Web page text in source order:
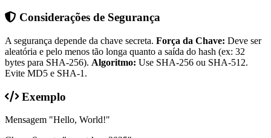
Considerações de Segurança
A segurança depende da chave secreta. Força da Chave: Deve ser
aleatória e pelo menos tão longa quanto a saída do hash (ex: 32
bytes para SHA-256). Algoritmo: Use SHA-256 ou SHA-512.
Evite MD5 e SHA-1.
Exemplo
Mensagem "Hello, World!"